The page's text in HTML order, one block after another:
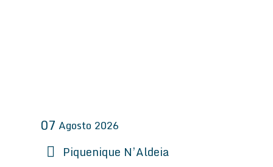
07 Agosto 2026
Piquenique N’Aldeia